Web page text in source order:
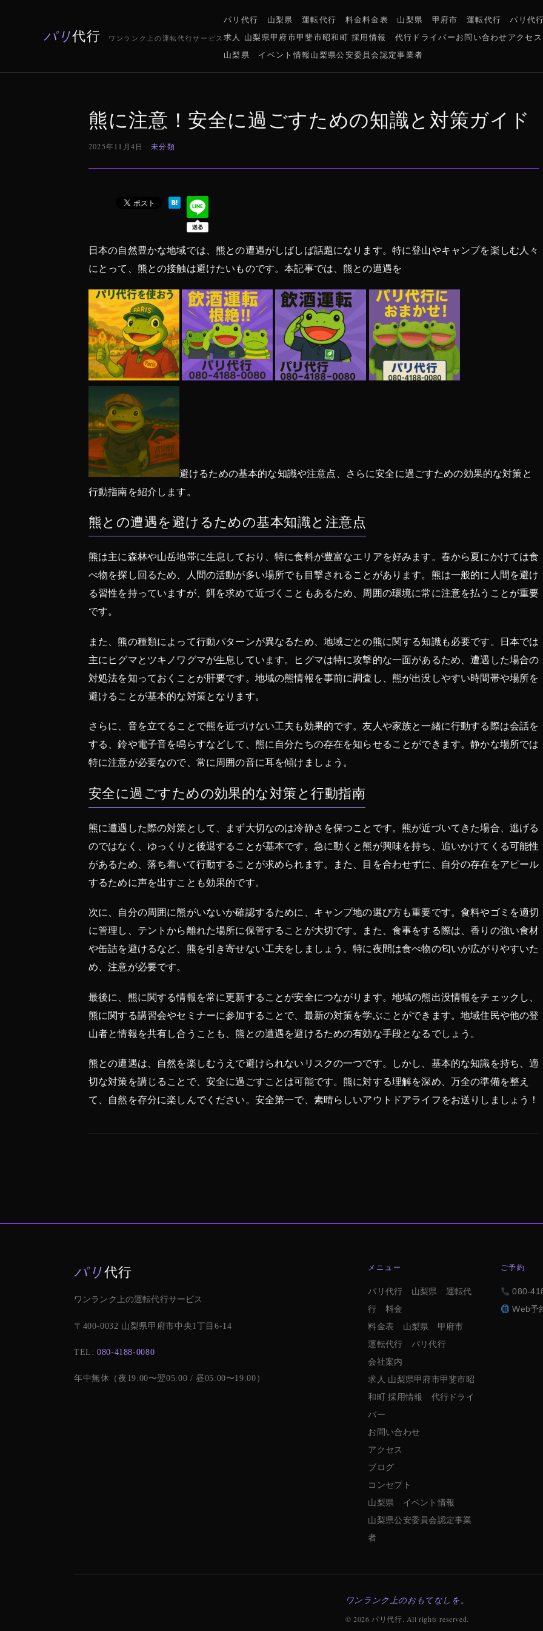
パリ代行 ワンランク上の運転代行サービス
パリ代行 山梨県 運転代行 料金料金表 山梨県 甲府市 運転代行 パリ代
求人 山梨県甲府市甲斐市昭和町 採用情報 代行ドライバー お問い合わせ アクセス
山梨県 イベント情報 山梨県公安委員会認定事業者
熊に注意！安全に過ごすための知識と対策ガイド
2025年11月4日 ·未分類
日本の自然豊かな地域では、熊との遭遇がしばしば話題になります。特に登山やキャンプを楽しむ人々
にとって、熊との接触は避けたいものです。本記事では、熊との遭遇を
避けるための基本的な知識や注意点、さらに安全に過ごすための効果的な対策と
行動指南を紹介します。
熊との遭遇を避けるための基本知識と注意点
熊は主に森林や山岳地帯に生息しており、特に食料が豊富なエリアを好みます。春から夏にかけては食
べ物を探し回るため、人間の活動が多い場所でも目撃されることがあります。熊は一般的に人間を避け
る習性を持っていますが、餌を求めて近づくこともあるため、周囲の環境に常に注意を払うことが重要
です。
また、熊の種類によって行動パターンが異なるため、地域ごとの熊に関する知識も必要です。日本では
主にヒグマとツキノワグマが生息しています。ヒグマは特に攻撃的な一面があるため、遭遇した場合の
対処法を知っておくことが肝要です。地域の熊情報を事前に調査し、熊が出没しやすい時間帯や場所を
避けることが基本的な対策となります。
さらに、音を立てることで熊を近づけない工夫も効果的です。友人や家族と一緒に行動する際は会話を
する、鈴や電子音を鳴らすなどして、熊に自分たちの存在を知らせることができます。静かな場所では
特に注意が必要なので、常に周囲の音に耳を傾けましょう。
安全に過ごすための効果的な対策と行動指南
熊に遭遇した際の対策として、まず大切なのは冷静さを保つことです。熊が近づいてきた場合、逃げる
のではなく、ゆっくりと後退することが基本です。急に動くと熊が興味を持ち、追いかけてくる可能性
があるため、落ち着いて行動することが求められます。また、目を合わせずに、自分の存在をアピール
するために声を出すことも効果的です。
次に、自分の周囲に熊がいないか確認するために、キャンプ地の選び方も重要です。食料やゴミを適切
に管理し、テントから離れた場所に保管することが大切です。また、食事をする際は、香りの強い食材
や缶詰を避けるなど、熊を引き寄せない工夫をしましょう。特に夜間は食べ物の匂いが広がりやすいた
め、注意が必要です。
最後に、熊に関する情報を常に更新することが安全につながります。地域の熊出没情報をチェックし、
熊に関する講習会やセミナーに参加することで、最新の対策を学ぶことができます。地域住民や他の登
山者と情報を共有し合うことも、熊との遭遇を避けるための有効な手段となるでしょう。
熊との遭遇は、自然を楽しむうえで避けられないリスクの一つです。しかし、基本的な知識を持ち、適
切な対策を講じることで、安全に過ごすことは可能です。熊に対する理解を深め、万全の準備を整え
て、自然を存分に楽しんでください。安全第一で、素晴らしいアウトドアライフをお送りしましょう！
パリ代行
ワンランク上の運転代行サービス
〒400-0032 山梨県甲府市中央1丁目6-14
TEL:080-4188-0080
年中無休（夜19:00〜翌05:00 / 昼05:00〜19:00）
メニュー
パリ代行 山梨県 運転代
行 料金
料金表 山梨県 甲府市
運転代行 パリ代行
会社案内
求人 山梨県甲府市甲斐市昭
和町 採用情報 代行ドライ
バー
お問い合わせ
アクセス
ブログ
コンセプト
山梨県 イベント情報
山梨県公安委員会認定事業
者
ご予約
080-
Web予
ワンランク上のおもてなしを。
© 2026 パリ代行. All rights reserved.